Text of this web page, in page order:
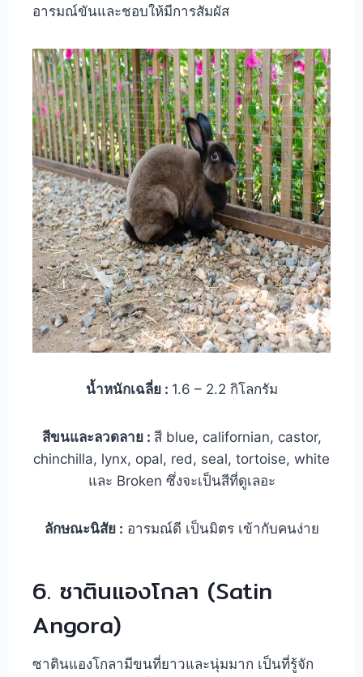
อารมณ์ขันและชอบให้มีการสัมผัส
น้ำหนักเฉลี่ย : 1.6 – 2.2 กิโลกรัม
สีขนและลวดลาย : สี blue, californian, castor,
chinchilla, lynx, opal, red, seal, tortoise, white
และ Broken ซึ่งจะเป็นสีที่ดูเลอะ
ลักษณะนิสัย : อารมณ์ดี เป็นมิตร เข้ากับคนง่าย
6. ซาตินแองโกลา (Satin
Angora)
ซาตินแองโกลามีขนที่ยาวและนุ่มมาก เป็นที่รู้จัก